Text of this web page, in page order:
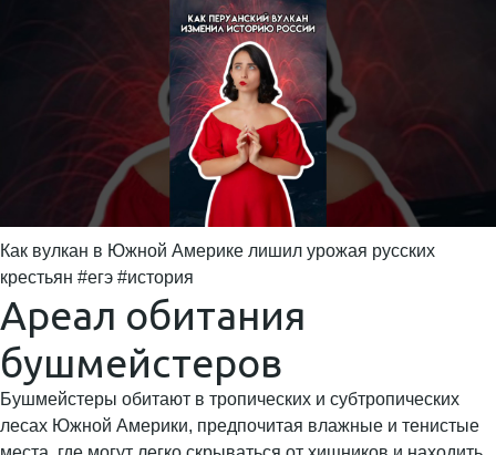
Как вулкан в Южной Америке лишил урожая русских
крестьян #егэ #история
Ареал обитания
бушмейстеров
Бушмейстеры обитают в тропических и субтропических
лесах Южной Америки, предпочитая влажные и тенистые